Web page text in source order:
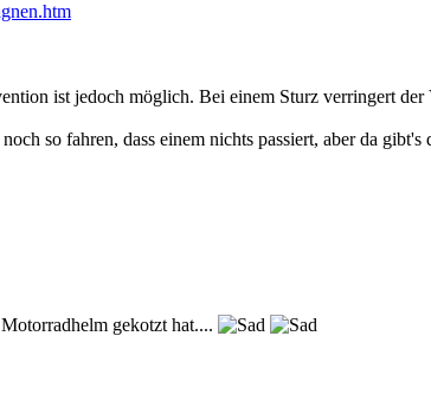
ist jedoch möglich. Bei einem Sturz verringert
so fahren, dass einem nichts passiert, aber da
gekotzt hat....